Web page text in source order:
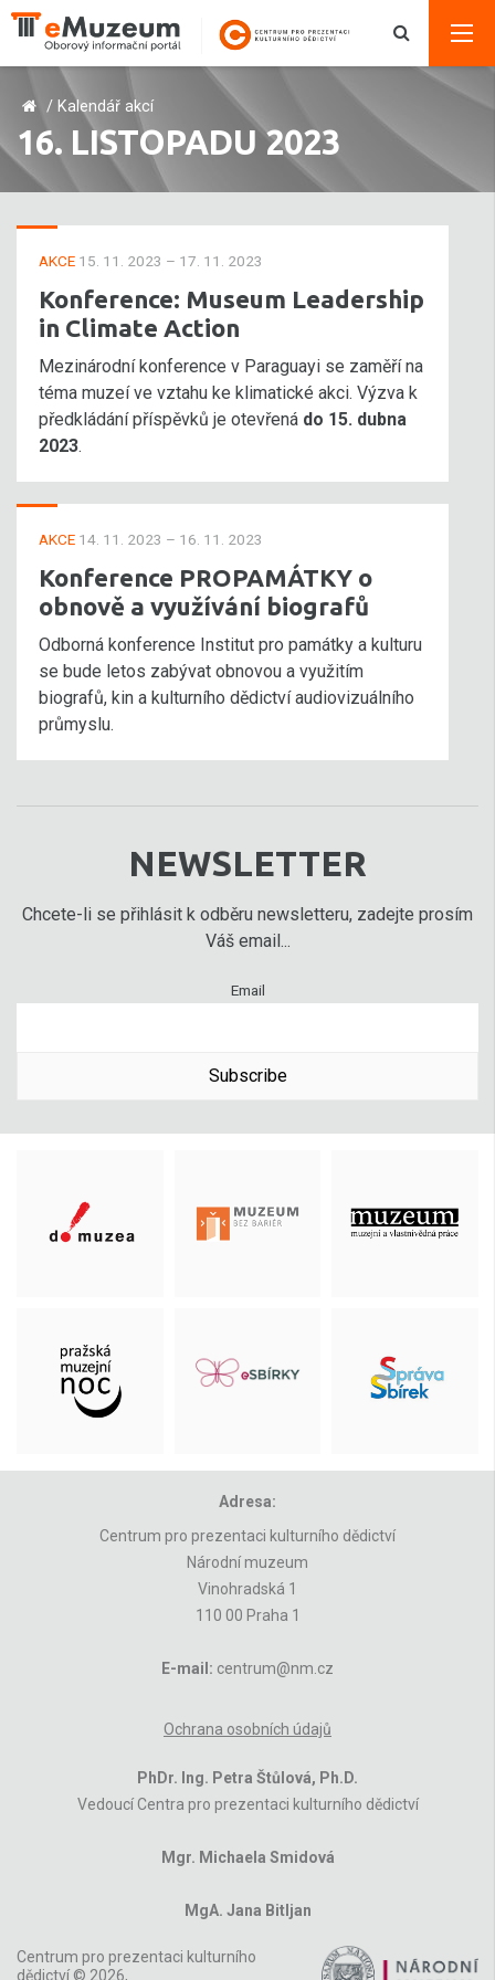
/ Kalendář akcí
16. LISTOPADU 2023
AKCE 15. 11. 2023 – 17. 11. 2023
Konference: Museum Leadership
in Climate Action
Mezinárodní konference v Paraguayi se zaměří na
téma muzeí ve vztahu ke klimatické akci. Výzva k
předkládání příspěvků je otevřená do 15. dubna
2023.
AKCE 14. 11. 2023 – 16. 11. 2023
Konference PROPAMÁTKY o
obnově a využívání biografů
Odborná konference Institut pro památky a kulturu
se bude letos zabývat obnovou a využitím
biografů, kin a kulturního dědictví audiovizuálního
průmyslu.
NEWSLETTER
Chcete-li se přihlásit k odběru newsletteru, zadejte prosím
Váš email...
Email
Subscribe
Adresa:
Centrum pro prezentaci kulturního dědictví
Národní muzeum
Vinohradská 1
110 00 Praha 1
E-mail: centrum@nm.cz
Ochrana osobních údajů
PhDr. Ing. Petra Štůlová, Ph.D.
Vedoucí Centra pro prezentaci kulturního dědictví
Mgr. Michaela Smidová
MgA. Jana Bitljan
Centrum pro prezentaci kulturního
dědictví © 2026,